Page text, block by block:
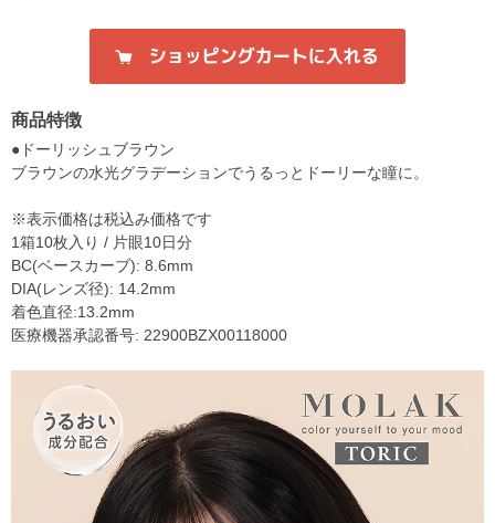
商品特徴
●ドーリッシュブラウン
ブラウンの水光グラデーションでうるっとドーリーな瞳に。
※表示価格は税込み価格です
1箱10枚入り / 片眼10日分
BC(ベースカーブ): 8.6mm
DIA(レンズ径): 14.2mm
着色直径:13.2mm
医療機器承認番号: 22900BZX00118000